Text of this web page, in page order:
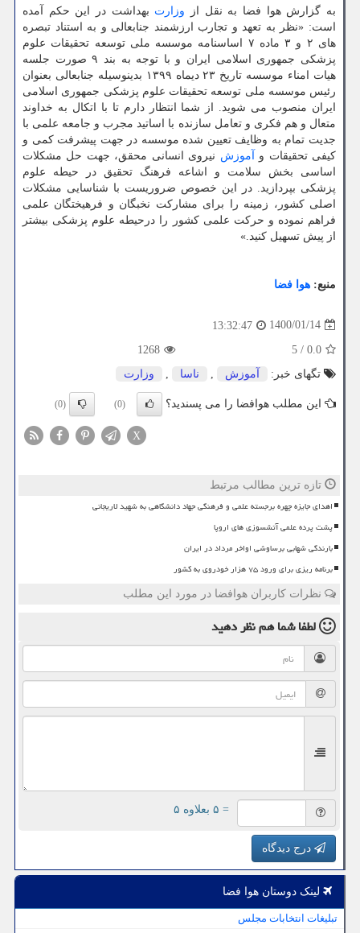
به گزارش هوا فضا به نقل از وزارت بهداشت در این حکم آمده
است: «نظر به تعهد و تجارب ارزشمند جنابعالی و به استناد تبصره
های ۲ و ۳ ماده ۷ اساسنامه موسسه ملی توسعه تحقیقات علوم
پزشکی جمهوری اسلامی ایران و با توجه به بند ۹ صورت جلسه
هیات امناء موسسه تاریخ ۲۳ دیماه ۱۳۹۹ بدینوسیله جنابعالی بعنوان
رئیس موسسه ملی توسعه تحقیقات علوم پزشکی جمهوری اسلامی
ایران منصوب می شوید. از شما انتظار دارم تا با اتکال به خداوند
متعال و هم فکری و تعامل سازنده با اساتید مجرب و جامعه علمی با
جدیت تمام به وظایف تعیین شده موسسه در جهت پیشرفت کمی و
کیفی تحقیقات و
آموزش نیروی انسانی محقق، جهت حل مشکلات
اساسی بخش سلامت و اشاعه فرهنگ تحقیق در حیطه علوم
پزشکی بپردازید. در این خصوص ضروریست با شناسایی مشکلات
اصلی کشور، زمینه را برای مشارکت نخبگان و فرهیختگان علمی
فراهم نموده و حرکت علمی کشور را درحیطه علوم پزشکی بیشتر
از پیش تسهیل کنید.»
منبع: هوا فضا
1400/01/14
13:32:47
0.0
/
5
1268
تگهای خبر:
آموزش , ناسا , وزارت
این مطلب هوافضا را می پسندید؟ (0)
(0)
X
تازه ترین مطالب مرتبط
اهدای جایزه چهره برجسته علمی و فرهنگی جهاد دانشگاهی به شهید لاریجانی
پشت پرده علمی آتشسوزی های اروپا
بارندگی شهابی برساوشی اواخر مرداد در ایران
برنامه ریزی برای ورود ۷۵ هزار خودروی به کشور
نظرات کاربران هوافضا در مورد این مطلب
لطفا شما همنظر دهید
= ۵ بعلاوه ۵
درج دیدگاه
لینک دوستان هوا فضا
تبلیغات انتخابات مجلس